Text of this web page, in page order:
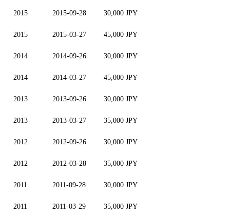
2015 2015-09-28 30,000 JPY
2015 2015-03-27 45,000 JPY
2014 2014-09-26 30,000 JPY
2014 2014-03-27 45,000 JPY
2013 2013-09-26 30,000 JPY
2013 2013-03-27 35,000 JPY
2012 2012-09-26 30,000 JPY
2012 2012-03-28 35,000 JPY
2011 2011-09-28 30,000 JPY
2011 2011-03-29 35,000 JPY